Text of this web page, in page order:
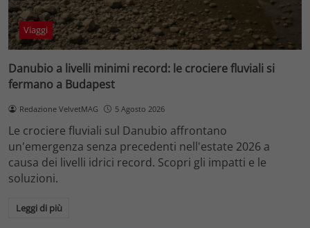
Viaggi
Danubio a livelli minimi record: le crociere fluviali si
fermano a Budapest
Redazione VelvetMAG 5 Agosto 2026
Le crociere fluviali sul Danubio affrontano
un'emergenza senza precedenti nell'estate 2026 a
causa dei livelli idrici record. Scopri gli impatti e le
soluzioni.
Leggi di più